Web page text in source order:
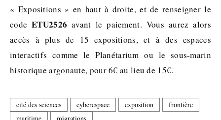
« Expositions » en haut à droite, et de renseigner le
codeETU2526 avant le paiement. Vous aurez alors
accès à plus de 15 expositions, et à des espaces
interactifs comme le Planétarium ou le sous-marin
historique argonaute, pour 6€ au lieu de 15€.
cité des sciences cyberespace exposition
frontière